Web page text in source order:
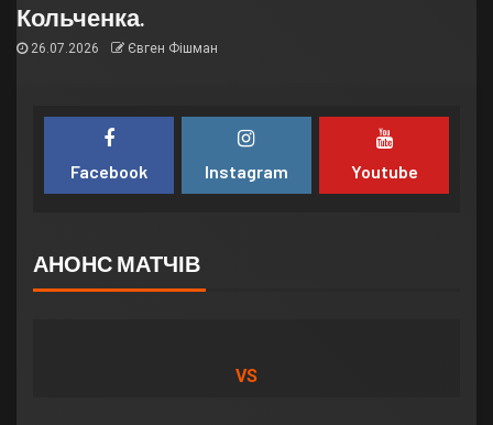
Кольченка.
26.07.2026 Євген Фішман
Facebook Instagram Youtube
АНОНС МАТЧІВ
VS